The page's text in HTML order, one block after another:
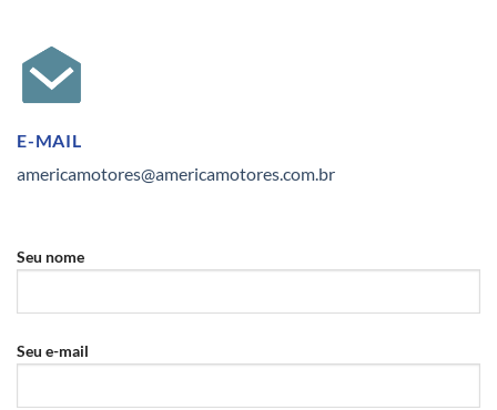
E-MAIL
americamotores@americamotores.com.br
Seu nome
Seu e-mail